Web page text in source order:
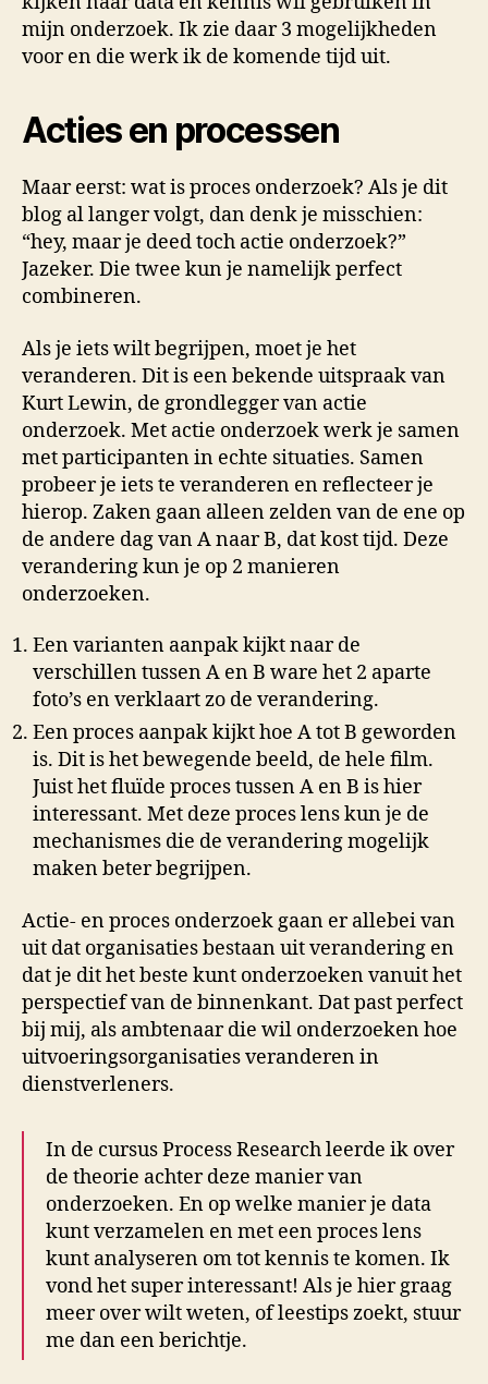
mijn onderzoek. Ik zie daar 3 mogelijkheden
voor en die werk ik de komende tijd uit.
Acties en processen
Maar eerst: wat is proces onderzoek? Als je dit
blog al langer volgt, dan denk je misschien:
“hey, maar je deed toch actie onderzoek?”
Jazeker. Die twee kun je namelijk perfect
combineren.
Als je iets wilt begrijpen, moet je het
veranderen. Dit is een bekende uitspraak van
Kurt Lewin, de grondlegger van actie
onderzoek. Met actie onderzoek werk je samen
met participanten in echte situaties. Samen
probeer je iets te veranderen en reflecteer je
hierop. Zaken gaan alleen zelden van de ene op
de andere dag van A naar B, dat kost tijd. Deze
verandering kun je op 2 manieren
onderzoeken.
Een varianten aanpak kijkt naar de
verschillen tussen A en B ware het 2 aparte
foto’s en verklaart zo de verandering.
Een proces aanpak kijkt hoe A tot B geworden
is. Dit is het bewegende beeld, de hele film.
Juist het fluïde proces tussen A en B is hier
interessant. Met deze proces lens kun je de
mechanismes die de verandering mogelijk
maken beter begrijpen.
Actie- en proces onderzoek gaan er allebei van
uit dat organisaties bestaan uit verandering en
dat je dit het beste kunt onderzoeken vanuit het
perspectief van de binnenkant. Dat past perfect
bij mij, als ambtenaar die wil onderzoeken hoe
uitvoeringsorganisaties veranderen in
dienstverleners.
In de cursus Process Research leerde ik over
de theorie achter deze manier van
onderzoeken. En op welke manier je data
kunt verzamelen en met een proces lens
kunt analyseren om tot kennis te komen. Ik
vond het super interessant! Als je hier graag
meer over wilt weten, of leestips zoekt, stuur
me dan een berichtje.